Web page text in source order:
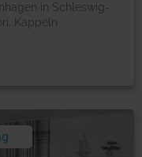
in Schleswig-
Kappeln